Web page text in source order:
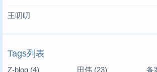
王叨叨
Tags列表
Z-blog (4) 田伟(23) 备